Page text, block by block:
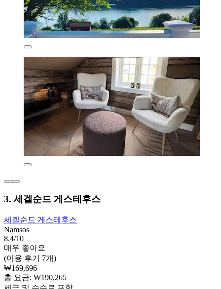
3. 세겔순드 게스테후스
세겔순드 게스테후스
Namsos
8.4/10
매우 좋아요
(이용 후기 7개)
₩169,696
총 요금: ₩190,265